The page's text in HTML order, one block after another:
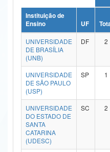
Ministério da Ciência, Tecnologia,
Ministério do Meio Ambiente
Ministério do Turismo
Ministério do Desenvolvimento Regional
Controladoria-Geral da União
Ministério da Mulher, da Família e dos
Secretaria-Geral
Instituição de
Ensino
UF
UNIVERSIDADE
DE BRASÍLIA
(UNB)
DF 2
UNIVERSIDADE
DE SÃO PAULO
(USP)
SP 1
UNIVERSIDADE
DO ESTADO DE
SANTA
CATARINA
(UDESC)
SC 2